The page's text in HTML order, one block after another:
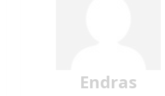
Endras